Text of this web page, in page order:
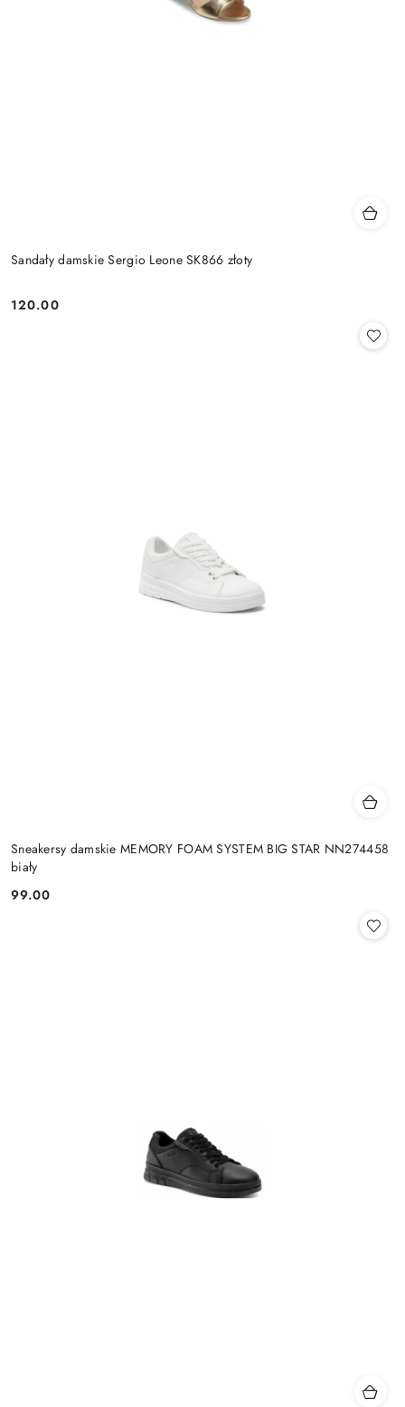
Sandały damskie Sergio Leone SK866 złoty
Cena:
120.00
Sneakersy damskie MEMORY FOAM SYSTEM BIG STAR NN274458
biały
Cena:
99.00